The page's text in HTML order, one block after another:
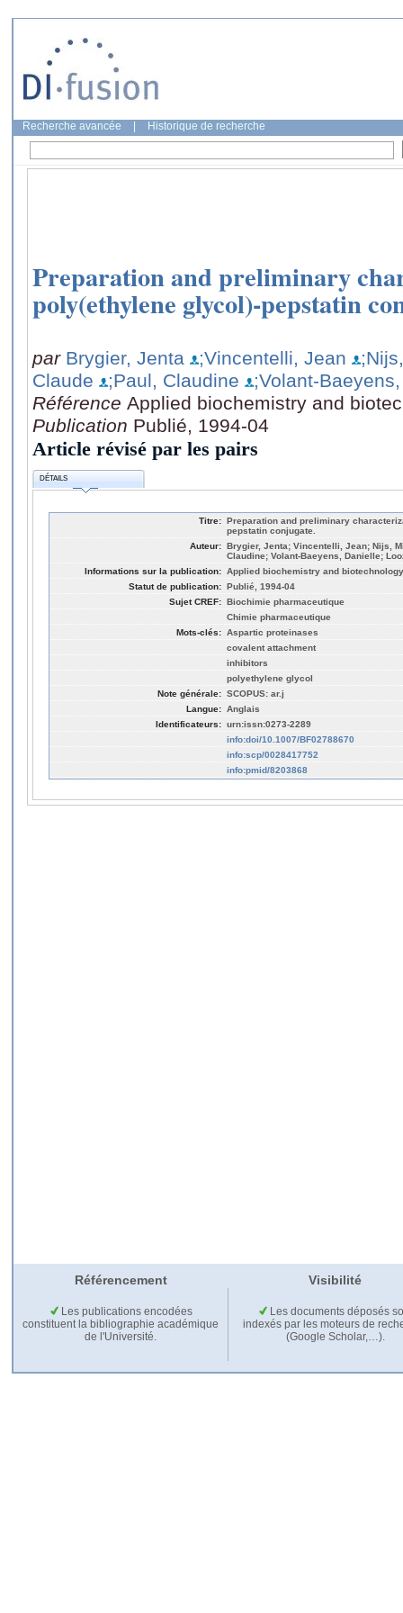
Recherche avancée Historique de recherche
Preparation and preliminary
poly(ethylene glycol)-pepstatin
par Brygier, Jenta ;Vincentelli, Jean
Claude
;Paul, Claudine
;Volant-
Référence Applied biochemistry and
Publication Publié, 1994-04
Article révisé par les pairs
DÉTAILS
Titre: Preparation and preliminary
pepstatin conjugate.
Auteur: Brygier, Jenta; Vincentelli, Jean; Nijs,
Claudine; Volant-Baeyens, Danielle;
Informations sur la publication: Applied biochemistry and
Statut de publication: Publié, 1994-04
Sujet CREF: Biochimie pharmaceutique
Chimie pharmaceutique
Mots-clés: Aspartic proteinases
covalent attachment
inhibitors
polyethylene glycol
Note générale: SCOPUS: ar.j
Langue: Anglais
Identificateurs: urn:issn:0273-2289
info:doi/10.1007/BF02788670
info:scp/0028417752
info:pmid/8203868
Référencement Visibilité
Les publications encodées
constituent la bibliographie académique
de l'Université.
Les documents déposés
indexés par les moteurs de
(Google Scholar,…).